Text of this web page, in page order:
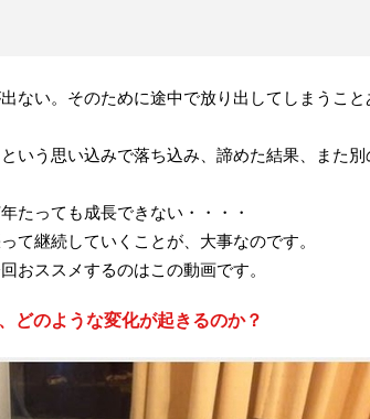
ない。そのために途中で放り出してしまうこと
いう思い込みで落ち込み、諦めた結果、また別
たっても成長できない・・・・
て継続していくことが、大事なのです。
おススメするのはこの動画です。
どのような変化が起きるのか？